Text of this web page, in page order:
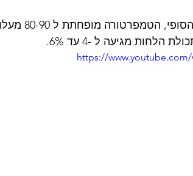
3. קירור
הלחות מגיעה ל -4 עד 6%.
https://